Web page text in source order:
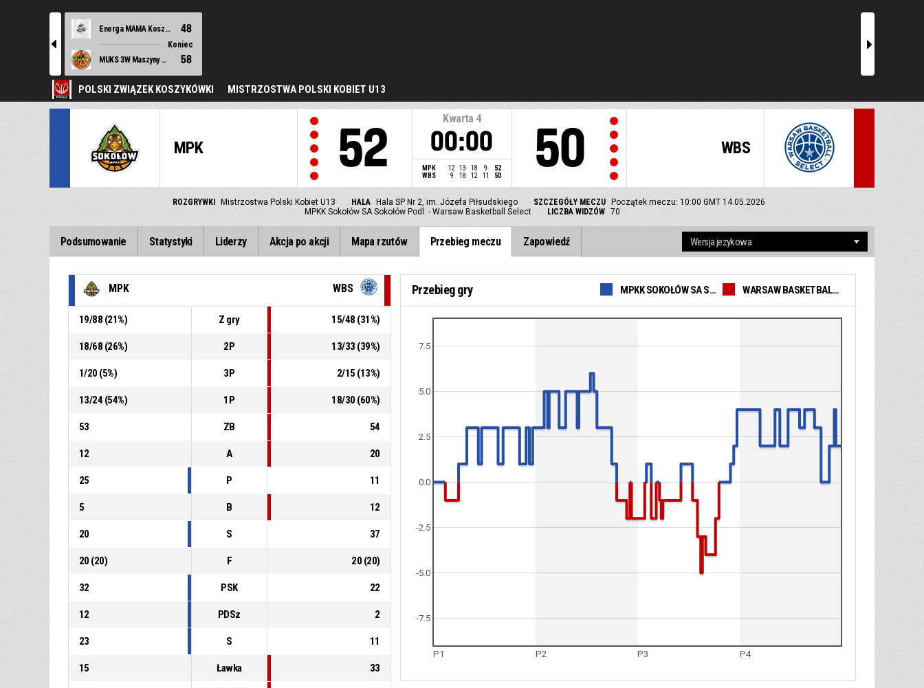
l
Energa MAMA Kosz Sierakowice 48
Koniec
MUKS 3W Maszyny Budowlane Bydgoszcz
58
r
POLSKI ZWIĄZEK KOSZYKÓWKI MISTRZOSTWA POLSKI KOBIET U13
MPK 52
Kwarta 4
00:00
MPK 12 13 18 9
52
WBS
9 18 12 11 50
WBS
50
ROZGRYWKI Mistrzostwa Polski Kobiet U13 HALA Hala SP Nr 2, im. Józefa Piłsudskiego SZCZEGÓŁY MECZU
Początek meczu: 10:00 GMT 14.05.2026
MPKK Sokołów SA Sokołów Podl. - Warsaw Basketball Select
LICZBA WIDZÓW 70
Podsumowanie Statystyki Liderzy Akcja po akcji Mapa rzutów Przebieg meczu Zapowiedź
MPK WBS
19/88 (21%) Z gry 15/48 (31%)
18/68 (26%) 2P 13/33 (39%)
1/20 (5%) 3P 2/15 (13%)
13/24 (54%) 1P 18/30 (60%)
53 ZB 54
12 A 20
25 P 11
5 B 12
20 S 37
20 (20) F 20 (20)
32 PSK 22
12 PDSz 2
23 S 11
15 Ławka 33
Przebieg gry MPKK SOKOŁÓW SA SOKOŁÓW PODL. WARSAW BASKETBALL SELECT
P1 P2 P3 P4
-7.5
-5.0
-2.5
0.0
2.5
5.0
7.5